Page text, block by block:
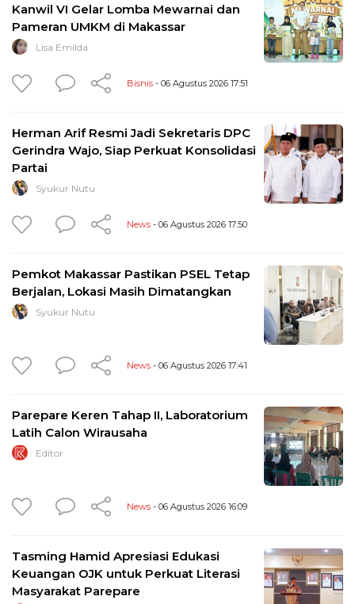
Kanwil VI Gelar Lomba Mewarnai dan
Pameran UMKM di Makassar
Lisa Emilda
Bisnis - 06 Agustus 2026 17:51
Herman Arif Resmi Jadi Sekretaris DPC
Gerindra Wajo, Siap Perkuat Konsolidasi
Partai
Syukur Nutu
News - 06 Agustus 2026 17:50
Pemkot Makassar Pastikan PSEL Tetap
Berjalan, Lokasi Masih Dimatangkan
Syukur Nutu
News - 06 Agustus 2026 17:41
Parepare Keren Tahap II, Laboratorium
Latih Calon Wirausaha
Editor
News - 06 Agustus 2026 16:09
Tasming Hamid Apresiasi Edukasi
Keuangan OJK untuk Perkuat Literasi
Masyarakat Parepare